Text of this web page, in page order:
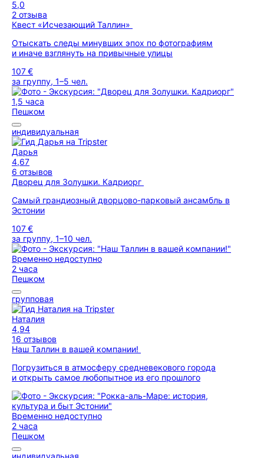
5,0
2 отзыва
Квест «Исчезающий Таллин»
Отыскать следы минувших эпох по фотографиям
и иначе взглянуть на привычные улицы
107 €
за группу, 1–5 чел.
1,5 часа
Пешком
индивидуальная
Дарья
4,67
6 отзывов
Дворец для Золушки. Кадриорг
Cамый грандиозный дворцово-парковый ансамбль в
Эстонии
107 €
за группу, 1–10 чел.
Временно недоступно
2 часа
Пешком
групповая
Наталия
4,94
16 отзывов
Наш Таллин в вашей компании!
Погрузиться в атмосферу средневекового города
и открыть самое любопытное из его прошлого
Временно недоступно
2 часа
Пешком
индивидуальная